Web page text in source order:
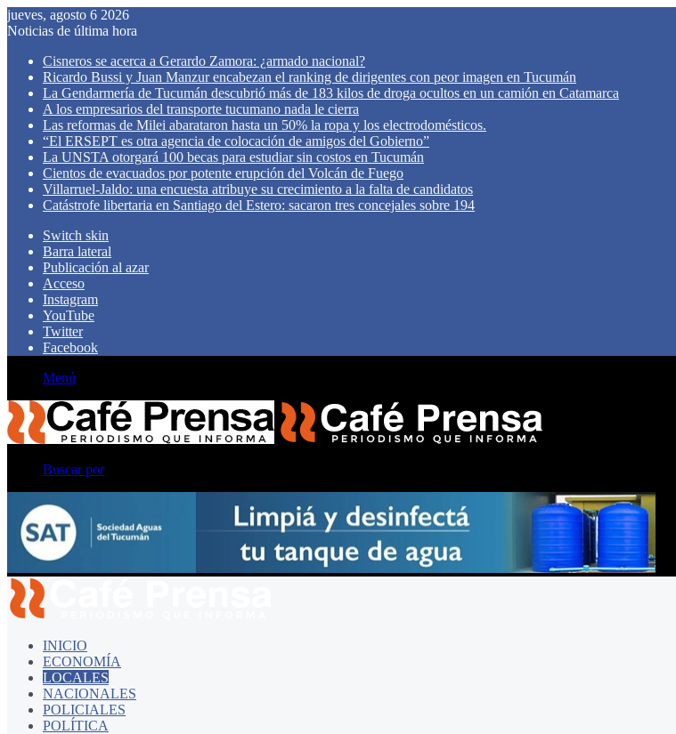
jueves, agosto 6 2026
Noticias de última hora
Cisneros se acerca a Gerardo Zamora: ¿armado nacional?
Ricardo Bussi y Juan Manzur encabezan el ranking de dirigentes con peor imagen en Tucumán
La Gendarmería de Tucumán descubrió más de 183 kilos de droga ocultos en un camión en Catamarca
A los empresarios del transporte tucumano nada le cierra
Las reformas de Milei abarataron hasta un 50% la ropa y los electrodomésticos.
“El ERSEPT es otra agencia de colocación de amigos del Gobierno”
La UNSTA otorgará 100 becas para estudiar sin costos en Tucumán
Cientos de evacuados por potente erupción del Volcán de Fuego
Villarruel-Jaldo: una encuesta atribuye su crecimiento a la falta de candidatos
Catástrofe libertaria en Santiago del Estero: sacaron tres concejales sobre 194
Switch skin
Barra lateral
Publicación al azar
Acceso
Instagram
YouTube
Twitter
Facebook
Menú
Buscar por
INICIO
ECONOMÍA
LOCALES
NACIONALES
POLICIALES
POLÍTICA